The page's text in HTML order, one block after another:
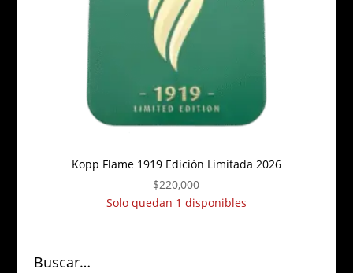
Kopp Flame 1919 Edición Limitada 2026
$220,000
Solo quedan 1 disponibles
Buscar…